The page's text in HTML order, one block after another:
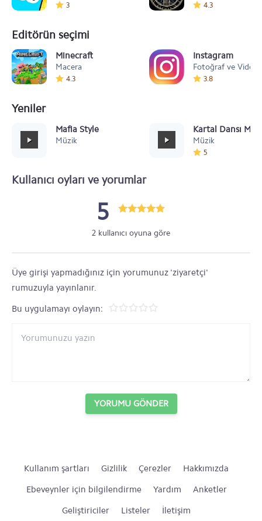
3 4.3
Editörün seçimi
Minecraft
Macera
4.3
Instagram
Fotoğraf ve Video
3.8
Yeniler
Mafia Style
Müzik
Kartal Dansı
Müzik
5
Kullanıcı oyları ve yorumlar
5
2 kullanıcı oyuna göre
Üye girişi yapmadığınız için yorumunuz 'ziyaretçi'
rumuzuyla yayınlanır.
Bu uygulamayı oylayın:
YORUMU GÖNDER
Kullanım şartları Gizlilik Çerezler
Hakkımızda
Ebeveynler için bilgilendirme
Yardım
Anketler
Geliştiriciler
Listeler İletişim